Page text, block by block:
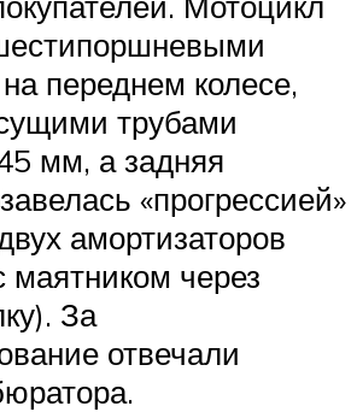
переднем колесе,
трубами
мм, а задняя
«прогрессией»
амортизаторов
маятником через
За
отвечали